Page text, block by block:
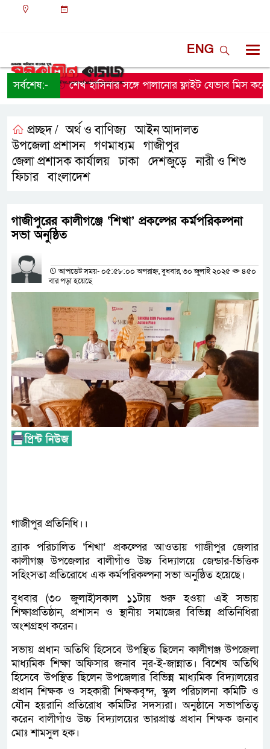
ENG
সর্বশেষ:- শেখ হাসিনার সঙ্গে পালানোর ফ্লাইট যেভাব মিস
প্রচ্ছদ / অর্থ ও বাণিজ্য ,আইন আদালত
উপজেলা প্রশাসন গণমাধ্যম গাজীপুর
জেলা প্রশাসক কার্যালয় ,ঢাকা দেশজুড়ে ,নারী ও শিশু
ফিচার ,বাংলাদেশ
গাজীপুরের কালীগঞ্জে ‘শিখা’ প্রকল্পের কর্মপরিকল্পনা
সভা অনুষ্ঠিত
আপডেট সময়- ০৫:৫৮:০০ অপরাহ্ন, বুধবার, ৩০ জুলাই ২০২৫
৪৫০
বার পড়া হয়েছে
গাজীপুর প্রতিনিধি।।
ব্র্যাক পরিচালিত ‘শিখা’ প্রকল্পের আওতায় গাজীপুর জেলার
কালীগঞ্জ উপজেলার বালীগাঁও উচ্চ বিদ্যালয়ে জেন্ডার-ভিত্তিক
সহিংসতা প্রতিরোধে এক কর্মপরিকল্পনা সভা অনুষ্ঠিত হয়েছে।
বুধবার (৩০ জুলাই)সকাল ১১টায় শুরু হওয়া এই সভায়
শিক্ষাপ্রতিষ্ঠান, প্রশাসন ও স্থানীয় সমাজের বিভিন্ন প্রতিনিধিরা
অংশগ্রহণ করেন।
সভায় প্রধান অতিথি হিসেবে উপস্থিত ছিলেন কালীগঞ্জ উপজেলা
মাধ্যমিক শিক্ষা অফিসার জনাব নূর-ই-জান্নাত। বিশেষ অতিথি
হিসেবে উপস্থিত ছিলেন উপজেলার বিভিন্ন মাধ্যমিক বিদ্যালয়ের
প্রধান শিক্ষক ও সহকারী শিক্ষকবৃন্দ, স্কুল পরিচালনা কমিটি ও
যৌন হয়রানি প্রতিরোধ কমিটির সদস্যরা। অনুষ্ঠানে সভাপতিত্ব
করেন বালীগাঁও উচ্চ বিদ্যালয়ের ভারপ্রাপ্ত প্রধান শিক্ষক জনাব
মোঃ শামসুল হক।